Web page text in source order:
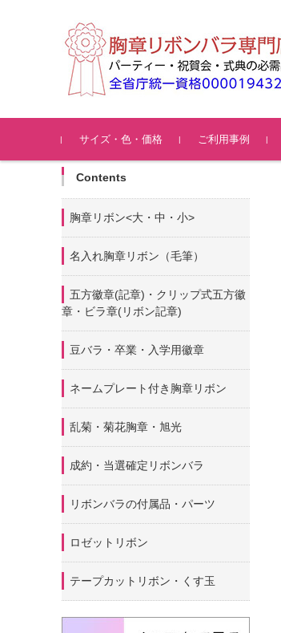
コンテンツに移動
サイズ・色・価格 ご利用事例
Contents
胸章リボン<大・中・小>
名入れ胸章リボン（毛筆）
五方徽章(記章)・ クリップ式五方徽
章・ビラ章(リボン記章)
豆バラ・卒業・入学用徽章
ネームプレート付き胸章リボン
乱菊・菊花胸章・旭光
成約・当選確定リボンバラ
リボンバラの付属品・パーツ
ロゼットリボン
テープカットリボン・くす玉